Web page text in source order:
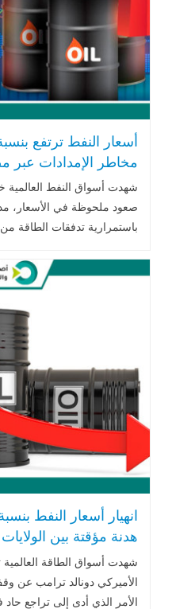
مخاطر الإمدادات عبر
شهدت أسواق النفط العالمية
صعود ملحوظة في الأسعار،
باستمرارية تدفقات الطاقة
هدنة مؤقتة بين
شهدت أسواق الطاقة العالمية
الأميركي دونالد ترامب عن
الأمر الذي أدى إلى تراجع حاد